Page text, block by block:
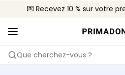
💌 Recevez 10 % sur votre
🚚 Livraison gratuite
📦 Retours
Que cherchez-vous ?